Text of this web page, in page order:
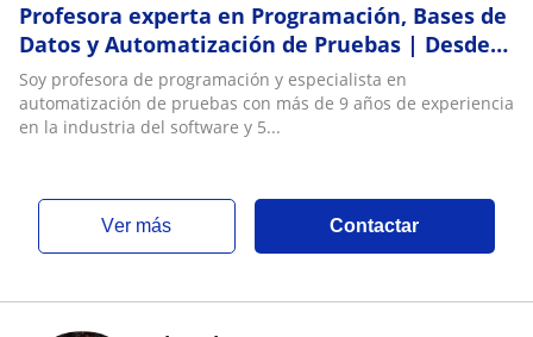
Profesora experta en Programación, Bases de
Datos y Automatización de Pruebas | Desde
cero hasta nivel avanzado
Soy profesora de programación y especialista en
automatización de pruebas con más de 9 años de experiencia
en la industria del software y 5...
ver más Contactar